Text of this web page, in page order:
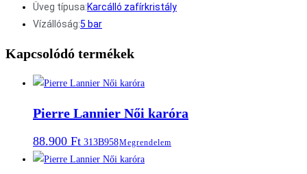
Üveg típusa:Karcálló zafírkristály
Vízállóság:5 bar
Kapcsolódó termékek
Pierre Lannier Női karóra
88.900 Ft 313B958Megrendelem